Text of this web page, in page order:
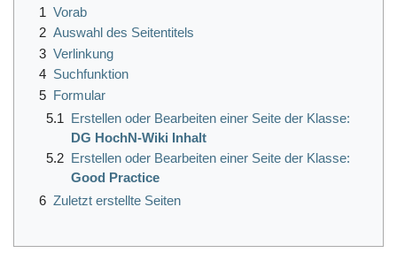
1 Vorab
2 Auswahl des Seitentitels
3 Verlinkung
4 Suchfunktion
5 Formular
5.1 Erstellen oder Bearbeiten einer Seite der Klasse:
DG HochN-Wiki Inhalt
5.2 Erstellen oder Bearbeiten einer Seite der Klasse:
Good Practice
6 Zuletzt erstellte Seiten